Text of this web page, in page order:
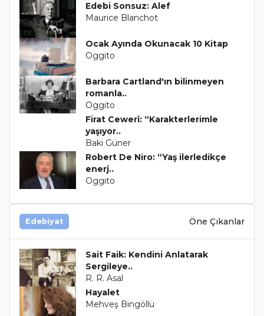
Edebi Sonsuz: Alef
Maurice Blanchot
Ocak Ayında Okunacak 10 Kitap
Oggito
Barbara Cartland'ın bilinmeyen
romanla..
Oggito
Firat Cewerî: “Karakterlerimle
yaşıyor..
Baki Güner
Robert De Niro: “Yaş ilerledikçe
enerj..
Oggito
Edebiyat Öne Çıkanlar
Sait Faik: Kendini Anlatarak
Sergileye..
R. R. Asal
Hayalet
Mehveş Bingöllü